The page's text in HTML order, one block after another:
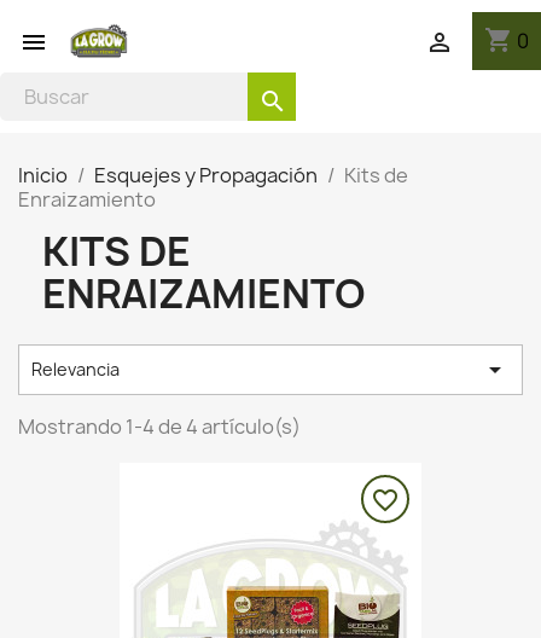
 shopping_cart 0

search
Inicio Esquejes y Propagación
Kits de
Enraizamiento
KITS DE
ENRAIZAMIENTO
Relevancia 
Mostrando 1-4 de 4 artículo(s)
favorite_border